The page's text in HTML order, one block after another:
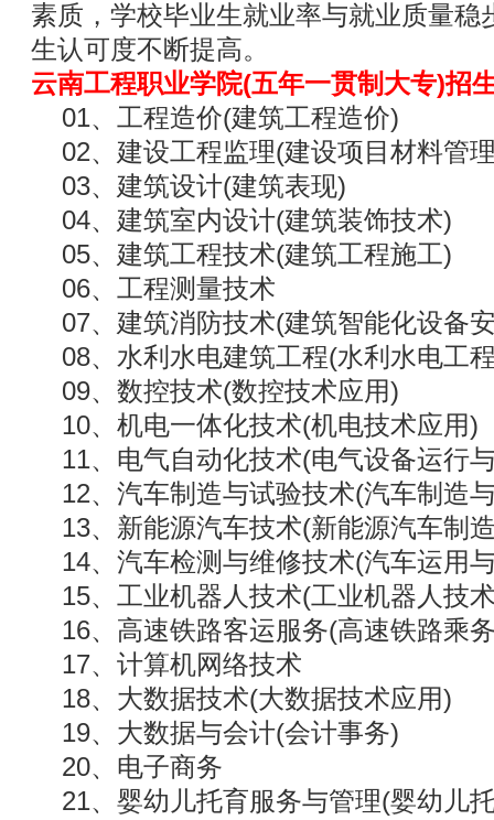
素质，学校毕业生就业率与就业质量稳
生认可度不断提高。
云南工程职业学院(五年一贯制大专)招
01、工程造价(建筑工程造价)
02、建设工程监理(建设项目材料管
03、建筑设计(建筑表现)
04、建筑室内设计(建筑装饰技术)
05、建筑工程技术(建筑工程施工)
06、工程测量技术
07、建筑消防技术(建筑智能化设备
08、水利水电建筑工程(水利水电工
09、数控技术(数控技术应用)
10、机电一体化技术(机电技术应用)
11、电气自动化技术(电气设备运行
12、汽车制造与试验技术(汽车制造
13、新能源汽车技术(新能源汽车制
14、汽车检测与维修技术(汽车运用
15、工业机器人技术(工业机器人技
16、高速铁路客运服务(高速铁路乘
17、计算机网络技术
18、大数据技术(大数据技术应用)
19、大数据与会计(会计事务)
20、电子商务
21、婴幼儿托育服务与管理(婴幼儿